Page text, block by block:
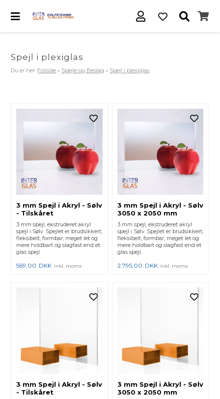
Spejl i plexiglas
Du er her: Forside » Spejle og Beslag » Spejl i plexiglas
3 mm Spejl i Akryl - Sølv
- Tilskåret
3 mm spejl, ekstruderet akryl
spejl i Sølv. Spejlet er brudsikkert,
fleksibelt, formbar, meget let og
mere holdbart og slagfast end et
glas spejl.
569,00 DKK inkl. moms
3 mm Spejl i Akryl - Sølv
3050 x 2050 mm
3 mm spejl, ekstruderet akryl
spejl i Sølv. Spejlet er brudsikkert,
fleksibelt, formbar, meget let og
mere holdbart og slagfast end et
glas spejl.
2.795,00 DKK inkl. moms
3 mm Spejl i Akryl - Sølv
- Tilskåret
3 mm Spejl i Akryl - Sølv
3050 x 2050 mm